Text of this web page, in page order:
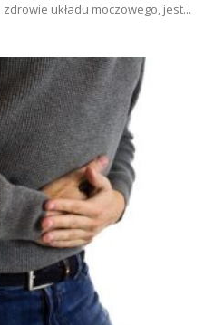
układu moczowego, jest...